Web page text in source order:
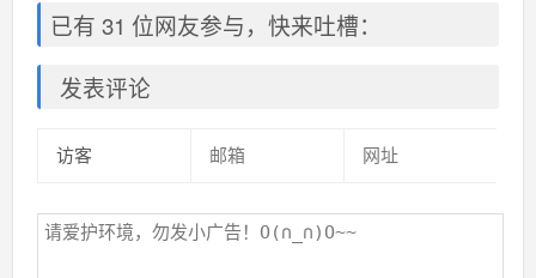
已有 31 位网友参与，快来吐槽：
发表评论